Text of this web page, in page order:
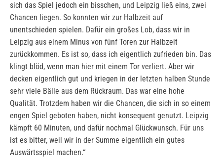
sich das Spiel jedoch ein bisschen, und Leipzig ließ eins, zwei
Chancen liegen. So konnten wir zur Halbzeit auf
unentschieden spielen. Dafür ein großes Lob, dass wir in
Leipzig aus einem Minus von fünf Toren zur Halbzeit
zurückkommen. Es ist so, dass ich eigentlich zufrieden bin. Das
klingt blöd, wenn man hier mit einem Tor verliert. Aber wir
decken eigentlich gut und kriegen in der letzten halben Stunde
sehr viele Bälle aus dem Rückraum. Das war eine hohe
Qualität. Trotzdem haben wir die Chancen, die sich in so einem
engen Spiel geboten haben, nicht konsequent genutzt. Leipzig
kämpft 60 Minuten, und dafür nochmal Glückwunsch. Für uns
ist es bitter, weil wir in der Summe eigentlich ein gutes
Auswärtsspiel machen.“